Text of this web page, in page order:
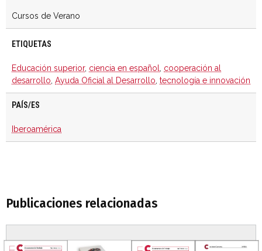
Cursos de Verano
ETIQUETAS
Educación superior, ciencia en español
cooperación al
desarrollo Ayuda Oficial al Desarrollo tecnología e innovación
PAÍS/ES
Iberoamérica
Publicaciones relacionadas